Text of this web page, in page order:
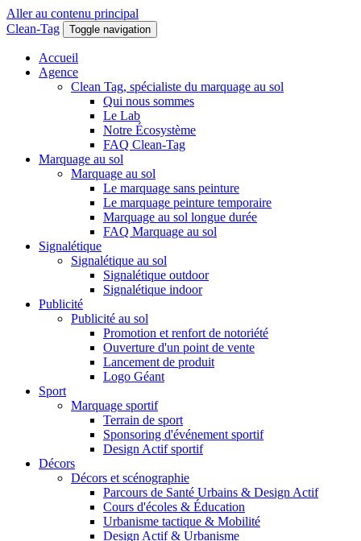
Aller au contenu principal
Clean-Tag
Toggle navigation
Accueil
Agence
Clean Tag, spécialiste du marquage au sol
Qui nous sommes
Le Lab
Notre Écosystème
FAQ Clean-Tag
Marquage au sol
Marquage au sol
Le marquage sans peinture
Le marquage peinture temporaire
Marquage au sol longue durée
FAQ Marquage au sol
Signalétique
Signalétique au sol
Signalétique outdoor
Signalétique indoor
Publicité
Publicité au sol
Promotion et renfort de notoriété
Ouverture d'un point de vente
Lancement de produit
Logo Géant
Sport
Marquage sportif
Terrain de sport
Sponsoring d'événement sportif
Design Actif sportif
Décors
Décors et scénographie
Parcours de Santé Urbains & Design Actif
Cours d'écoles & Éducation
Urbanisme tactique & Mobilité
Design Actif & Urbanisme